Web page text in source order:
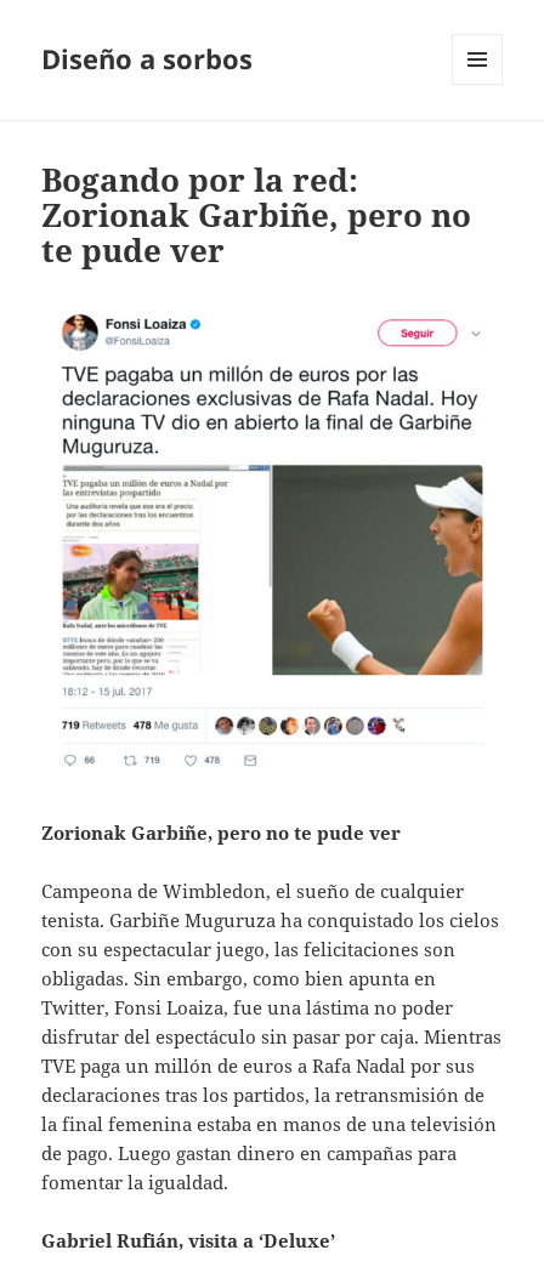
Diseño a sorbos
Bogando por la red:
Zorionak Garbiñe, pero no
te pude ver
Zorionak Garbiñe, pero no te pude ver
Campeona de Wimbledon, el sueño de cualquier
tenista. Garbiñe Muguruza ha conquistado los cielos
con su espectacular juego, las felicitaciones son
obligadas. Sin embargo, como bien apunta en
Twitter, Fonsi Loaiza, fue una lástima no poder
disfrutar del espectáculo sin pasar por caja. Mientras
TVE paga un millón de euros a Rafa Nadal por sus
declaraciones tras los partidos, la retransmisión de
la final femenina estaba en manos de una televisión
de pago. Luego gastan dinero en campañas para
fomentar la igualdad.
Gabriel Rufián, visita a ‘Deluxe’